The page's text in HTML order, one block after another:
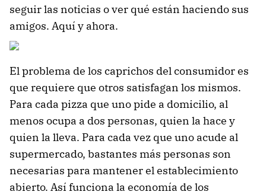
seguir las noticias o ver qué están haciendo sus
amigos. Aquí y ahora.
El problema de los caprichos del consumidor es
que requiere que otros satisfagan los mismos.
Para cada pizza que uno pide a domicilio, al
menos ocupa a dos personas, quien la hace y
quien la lleva. Para cada vez que uno acude al
supermercado, bastantes más personas son
necesarias para mantener el establecimiento
abierto. Así funciona la economía de los